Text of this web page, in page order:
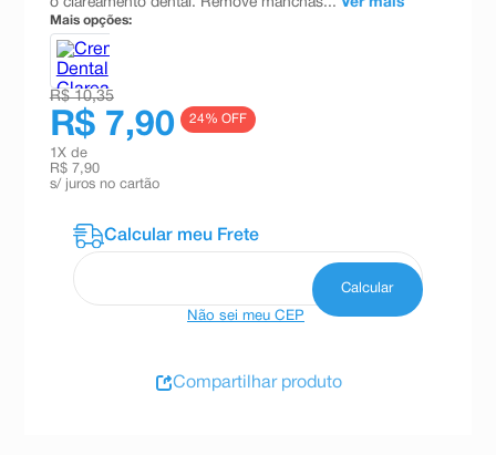
Mais opções:
R$ 10,35
R$ 7,90 24% OFF
1 X de
R$ 7,90
s/ juros no cartão
Não sei meu CEP
Compartilhar produto